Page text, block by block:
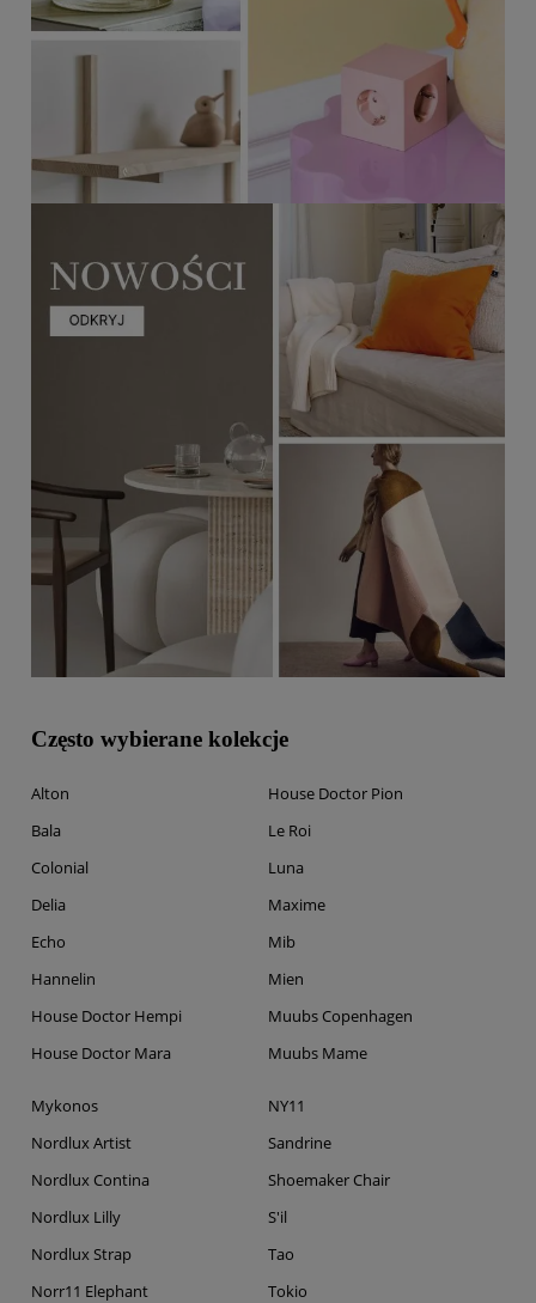
Często wybierane kolekcje
Alton
Bala
Colonial
Delia
Echo
Hannelin
House Doctor Hempi
House Doctor Mara
House Doctor Pion
Le Roi
Luna
Maxime
Mib
Mien
Muubs Copenhagen
Muubs Mame
Mykonos
Nordlux Artist
Nordlux Contina
Nordlux Lilly
Nordlux Strap
Norr11 Elephant
NY11
Sandrine
Shoemaker Chair
S'il
Tao
Tokio